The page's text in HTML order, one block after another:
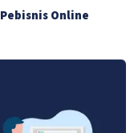
Pebisnis Online